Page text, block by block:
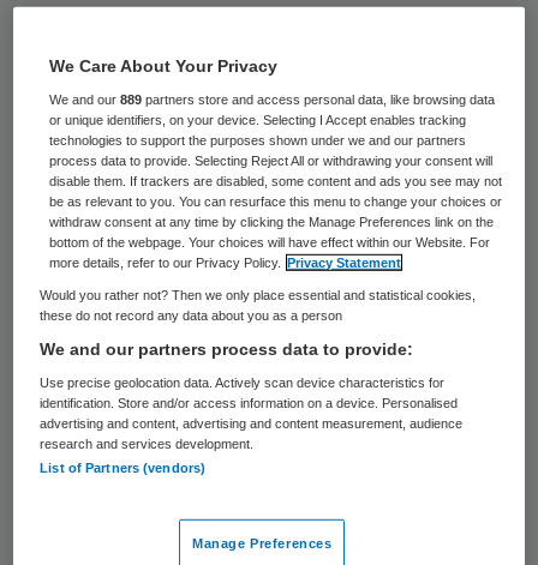
Wilbert Zuil
11 mei 2026,15:53
1517 keer gelezen
Om de administratieve lasten voor
zorgaanbieders niet onnodig te laten
toenemen, vragen zorgverzekeraars en
zorgkantoren in 2027 geen gegevens bij
individuele zorgaanbieders ten aanzien van
de duurzaamheidsrapportages over 2026
en 2027.
In plaats daarvan maken zij zoveel mogelijk
gebruik van bestaande en openbare
We Care About Your Privacy
We and our889 partners store and access personal data, like browsing data
or unique identifiers, on your device. Selecting I Accept enables tracking
technologies to support the purposes shown under we and our partners
process data to provide. Selecting Reject All or withdrawing your consent will
disable them. If trackers are disabled, some content and ads you see may not
be as relevant to you. You can resurface this menu to change your choices or
withdraw consent at any time by clicking the Manage Preferences link on the
bottom of the webpage. Your choices will have effect within our Website. For
more details, refer to our Privacy Policy.
Privacy Statement
Would you rather not? Then we only place essential and statistical cookies,
these do not record any data about you as a person
We and our partners process data to provide:
Use precise geolocation data. Actively scan device characteristics for
identification. Store and/or access information on a device. Personalised
advertising and content, advertising and content measurement, audience
research and services development.
List of Partners (vendors)
Manage Preferences